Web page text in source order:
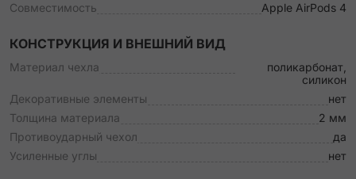
Совместимость
Apple AirPods 4
КОНСТРУКЦИЯ И ВНЕШНИЙ ВИД
Материал чехла
поликарбонат,
силикон
Декоративные элементы
нет
Толщина материала
2 мм
Противоударный чехол
да
Усиленные углы
нет